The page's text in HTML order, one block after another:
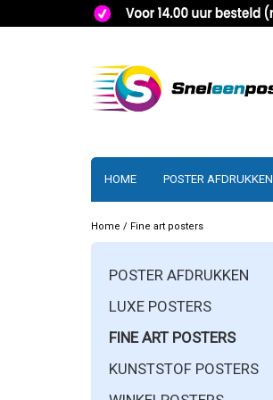
HOME POSTER AFDRUKKEN
Home / Fine art posters
POSTER AFDRUKKEN
LUXE POSTERS
FINE ART POSTERS
KUNSTSTOF POSTERS